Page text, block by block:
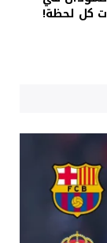
كل لحظة!